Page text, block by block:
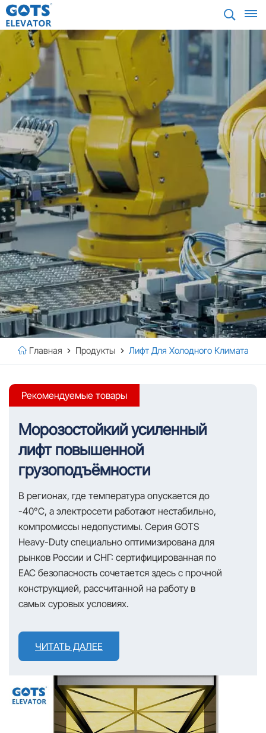
Главная Продукты Лифт Для Холодного Климата
Морозостойкий усиленный
лифт повышенной
грузоподъёмности
В регионах, где температура опускается до
-40°C, а электросети работают нестабильно,
компромиссы недопустимы. Серия GOTS
Heavy-Duty специально оптимизирована для
рынков России и СНГ: сертифицированная по
EAC безопасность сочетается здесь с прочной
конструкцией, рассчитанной на работу в
самых суровых условиях.
ЧИТАТЬ ДАЛЕЕ
Рекомендуемые товары